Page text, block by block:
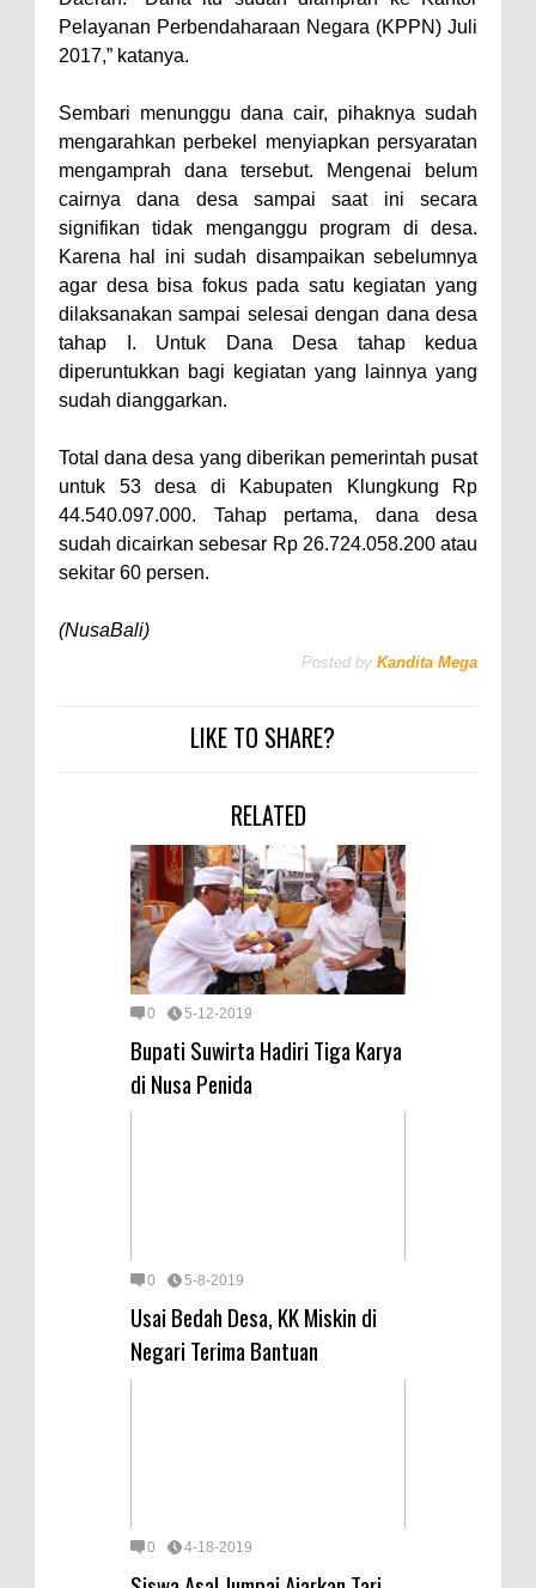
Pelayanan Perbendaharaan Negara (KPPN) Juli
2017,” katanya.
Sembari menunggu dana cair, pihaknya sudah
mengarahkan perbekel menyiapkan persyaratan
mengamprah dana tersebut. Mengenai belum
cairnya dana desa sampai saat ini secara
signifikan tidak menganggu program di desa.
Karena hal ini sudah disampaikan sebelumnya
agar desa bisa fokus pada satu kegiatan yang
dilaksanakan sampai selesai dengan dana desa
tahap I. Untuk Dana Desa tahap kedua
diperuntukkan bagi kegiatan yang lainnya yang
sudah dianggarkan.
Total dana desa yang diberikan pemerintah pusat
untuk 53 desa di Kabupaten Klungkung Rp
44.540.097.000. Tahap pertama, dana desa
sudah dicairkan sebesar Rp 26.724.058.200 atau
sekitar 60 persen.
(NusaBali)
Posted by Kandita Mega
LIKE TO SHARE?
RELATED
0 5-12-2019
Bupati Suwirta Hadiri Tiga Karya
di Nusa Penida
0 5-8-2019
Usai Bedah Desa, KK Miskin di
Negari Terima Bantuan
0 4-18-2019